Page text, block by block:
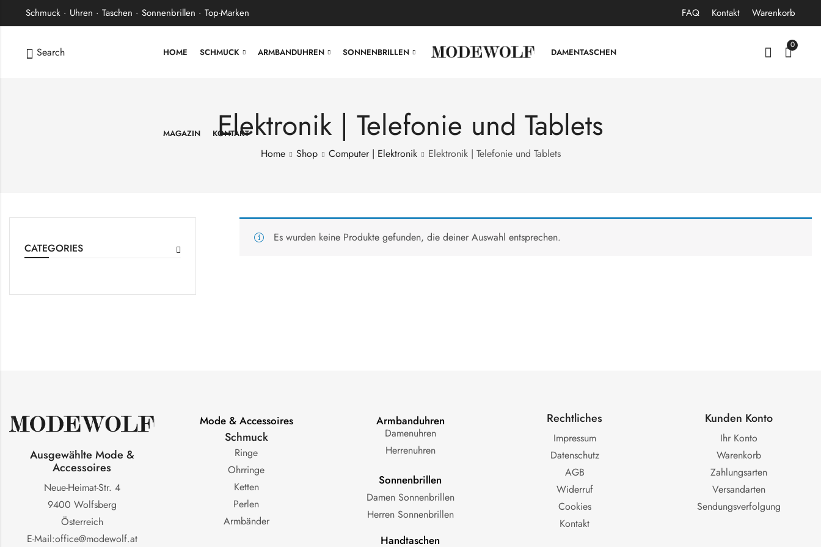
Schmuck · Uhren · Taschen · Sonnenbrillen · Top-Marken FAQ Kontakt Warenkorb
Search HOME SCHMUCK ARMBANDUHREN SONNENBRILLEN DAMENTASCHEN
MAGAZIN KONTAKT
0
Elektronik | Telefonie und Tablets
Home Shop Computer | Elektronik Elektronik | Telefonie und Tablets
Es wurden keine Produkte gefunden, die deiner Auswahl entsprechen.
CATEGORIES
Ausgewählte Mode &
Accessoires
Neue-Heimat-Str. 4
9400 Wolfsberg
Österreich
E-Mail:office@modewolf.at
Mode & Accessoires
Schmuck
Ringe
Ohrringe
Ketten
Perlen
Armbänder
Armbanduhren
Damenuhren
Herrenuhren
Sonnenbrillen
Damen Sonnenbrillen
Herren Sonnenbrillen
Handtaschen
Rechtliches
Impressum
Datenschutz
AGB
Widerruf
Cookies
Kontakt
Kunden Konto
Ihr Konto
Warenkorb
Zahlungsarten
Versandarten
Sendungsverfolgung